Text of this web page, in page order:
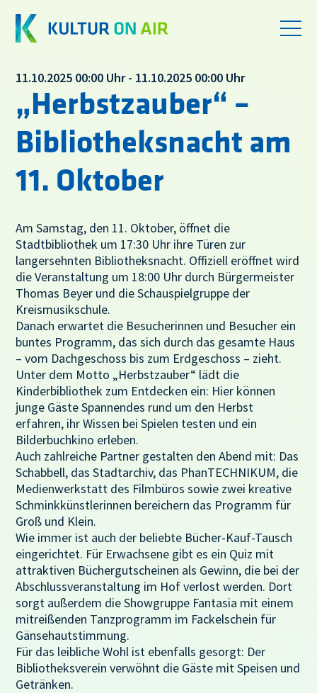
11.10.2025 00:00 Uhr - 11.10.2025 00:00 Uhr
„Herbstzauber“ –
Bibliotheksnacht am
11. Oktober
Am Samstag, den 11. Oktober, öffnet die
Stadtbibliothek um 17:30 Uhr ihre Türen zur
langersehnten Bibliotheksnacht. Offiziell eröffnet wird
die Veranstaltung um 18:00 Uhr durch Bürgermeister
Thomas Beyer und die Schauspielgruppe der
Kreismusikschule.
Danach erwartet die Besucherinnen und Besucher ein
buntes Programm, das sich durch das gesamte Haus
– vom Dachgeschoss bis zum Erdgeschoss – zieht.
Unter dem Motto „Herbstzauber“ lädt die
Kinderbibliothek zum Entdecken ein: Hier können
junge Gäste Spannendes rund um den Herbst
erfahren, ihr Wissen bei Spielen testen und ein
Bilderbuchkino erleben.
Auch zahlreiche Partner gestalten den Abend mit: Das
Schabbell, das Stadtarchiv, das PhanTECHNIKUM, die
Medienwerkstatt des Filmbüros sowie zwei kreative
Schminkkünstlerinnen bereichern das Programm für
Groß und Klein.
Wie immer ist auch der beliebte Bücher-Kauf-Tausch
eingerichtet. Für Erwachsene gibt es ein Quiz mit
attraktiven Büchergutscheinen als Gewinn, die bei der
Abschlussveranstaltung im Hof verlost werden. Dort
sorgt außerdem die Showgruppe Fantasia mit einem
mitreißenden Tanzprogramm im Fackelschein für
Gänsehautstimmung.
Für das leibliche Wohl ist ebenfalls gesorgt: Der
Bibliotheksverein verwöhnt die Gäste mit Speisen und
Getränken.